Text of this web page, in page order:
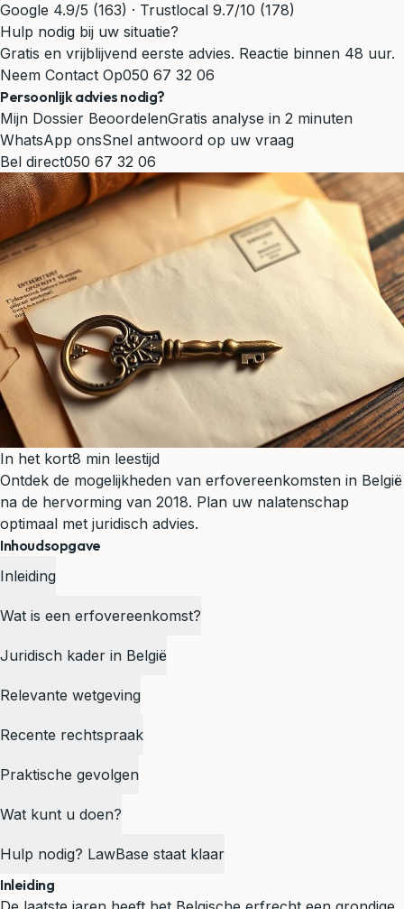
Google 4.9/5 (163) · Trustlocal 9.7/10 (178)
Hulp nodig bij uw situatie?
Gratis en vrijblijvend eerste advies. Reactie binnen 48 uur.
Neem Contact Op050 67 32 06
Persoonlijk advies nodig?
Mijn Dossier BeoordelenGratis analyse in 2 minuten
WhatsApp onsSnel antwoord op uw vraag
Bel direct050 67 32 06
In het kort8 min leestijd
Ontdek de mogelijkheden van erfovereenkomsten in België
na de hervorming van 2018. Plan uw nalatenschap
optimaal met juridisch advies.
Inhoudsopgave
Inleiding
Wat is een erfovereenkomst?
Juridisch kader in België
Relevante wetgeving
Recente rechtspraak
Praktische gevolgen
Wat kunt u doen?
Hulp nodig? LawBase staat klaar
Inleiding